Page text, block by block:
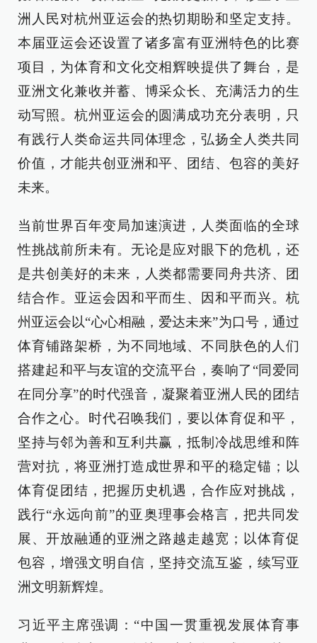
洲人民对杭州亚运会的热切期盼和坚定支持。
本届亚运会还设置了诸多富有亚洲特色的比赛
项目，为体育和文化交相辉映提供了舞台，是
亚洲文化兼收并蓄、博采众长、充满活力的生
动写照。杭州亚运会的圆满成功充分表明，只
有践行人类命运共同体理念，弘扬全人类共同
价值，才能共创亚洲和平、团结、包容的美好
未来。
当前世界百年变局加速演进，人类面临的全球
性挑战前所未有。无论是应对眼下的危机，还
是共创美好的未来，人类都需要同舟共济、团
结合作。亚运会因和平而生、因和平而兴。杭
州亚运会以“心心相融，爱达未来”为口号，通过
体育铺路架桥，为不同地域、不同肤色的人们
搭建起和平与友谊的交流平台，奏响了“同爱同
在同分享”的时代强音，凝聚着亚洲人民的团结
合作之心。时代召唤我们，要以体育促和平，
坚持与邻为善和互利共赢，抵制冷战思维和阵
营对抗，将亚洲打造成世界和平的稳定锚；以
体育促团结，把握历史机遇，合作应对挑战，
践行“永远向前”的亚奥理事会格言，把共同发
展、开放融通的亚洲之路越走越宽；以体育促
包容，增强文明自信，坚持交流互鉴，续写亚
洲文明新辉煌。
习近平主席强调：“中国一贯重视发展体育事